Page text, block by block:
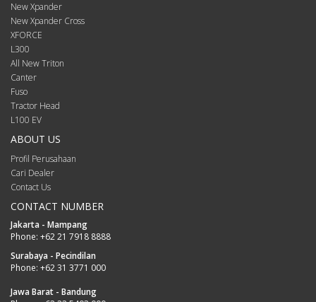
New Xpander
New Xpander Cross
XFORCE
L300
All New Triton
Canter
Fuso
Tractor Head
L100 EV
ABOUT US
Profil Perusahaan
Cari Dealer
Contact Us
CONTACT NUMBER
Jakarta - Mampang
Phone: +62 21 7918 8888
Surabaya - Pecindilan
Phone: +62 31 3771 000
Jawa Barat - Bandung